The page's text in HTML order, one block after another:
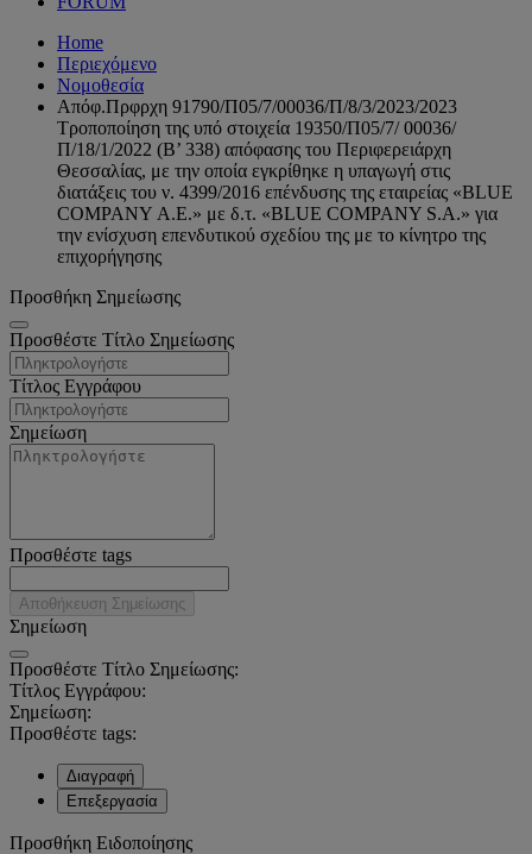
Home
Περιεχόμενο
Νομοθεσία
Απόφ.Πρφρχη 91790/Π05/7/00036/Π/8/3/2023/2023
Τροποποίηση της υπό στοιχεία 19350/Π05/7/ 00036/
Π/18/1/2022 (Β’ 338) απόφασης του Περιφερειάρχη
Θεσσαλίας, με την οποία εγκρίθηκε η υπαγωγή στις
διατάξεις του ν. 4399/2016 επένδυσης της εταιρείας «BLUE
COMPANY Α.Ε.» με δ.τ. «BLUE COMPANY S.A.» για
την ενίσχυση επενδυτικού σχεδίου της με το κίνητρο της
επιχορήγησης
Προσθήκη Σημείωσης
Προσθέστε Τίτλο Σημείωσης
Τίτλος Εγγράφου
Σημείωση
Προσθέστε tags
Αποθήκευση Σημείωσης
Σημείωση
Προσθέστε Τίτλο Σημείωσης:
Τίτλος Εγγράφου:
Σημείωση:
Προσθέστε tags:
Διαγραφή
Επεξεργασία
Προσθήκη Ειδοποίησης